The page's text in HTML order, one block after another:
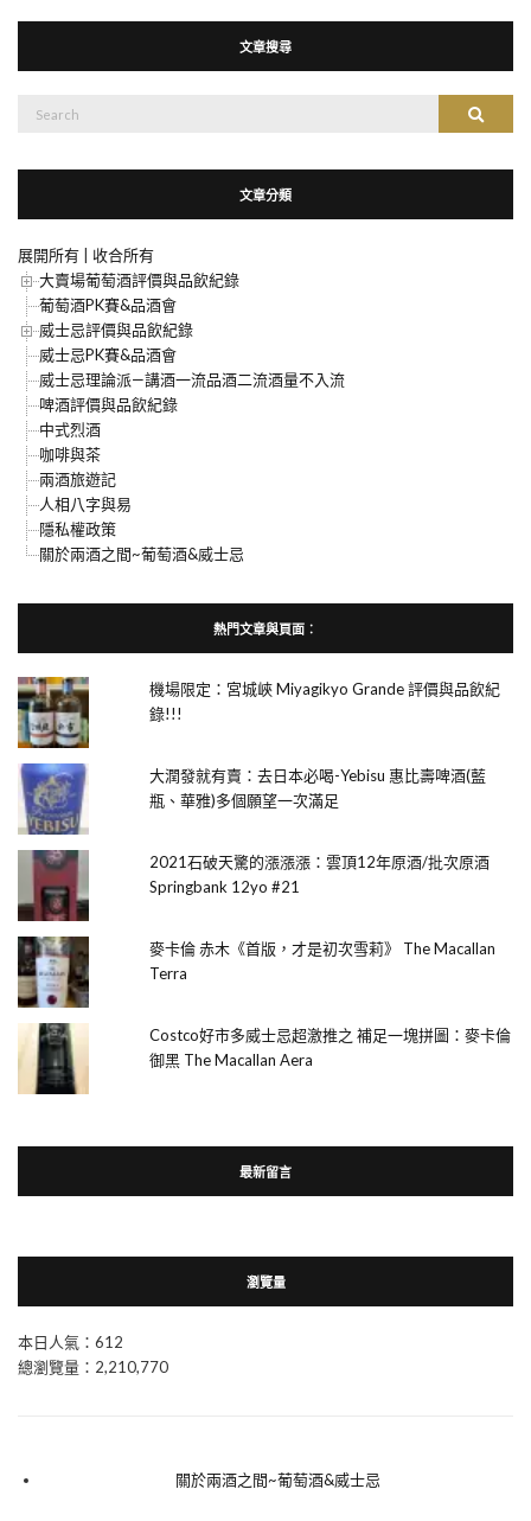
文章搜尋
搜尋
文章分類
展開所有
收合所有
大賣場葡萄酒評價與品飲紀錄
葡萄酒PK賽&品酒會
威士忌評價與品飲紀錄
威士忌PK賽&品酒會
威士忌理論派—講酒一流品酒二流酒量不入流
啤酒評價與品飲紀錄
中式烈酒
咖啡與茶
兩酒旅遊記
人相八字與易
隱私權政策
關於兩酒之間~葡萄酒&威士忌
熱門文章與頁面︰
機場限定：宮城峽 Miyagikyo Grande 評價與品飲紀
錄!!!
大潤發就有賣：去日本必喝-Yebisu 惠比壽啤酒(藍
瓶、華雅)多個願望一次滿足
2021石破天驚的漲漲漲：雲頂12年原酒/批次原酒
Springbank 12yo #21
麥卡倫 赤木《首版，才是初次雪莉》 The Macallan
Terra
Costco好市多威士忌超激推之 補足一塊拼圖：麥卡倫
御黑 The Macallan Aera
最新留言
瀏覽量
本日人氣：612
總瀏覽量：2,210,770
關於兩酒之間~葡萄酒&威士忌